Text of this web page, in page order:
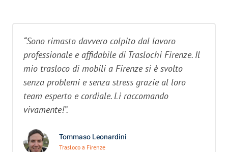
“Sono rimasto davvero colpito dal lavoro
professionale e affidabile di Traslochi Firenze. Il
mio trasloco di mobili a Firenze si è svolto
senza problemi e senza stress grazie al loro
team esperto e cordiale. Li raccomando
vivamente!”.
Tommaso Leonardini
Trasloco a Firenze